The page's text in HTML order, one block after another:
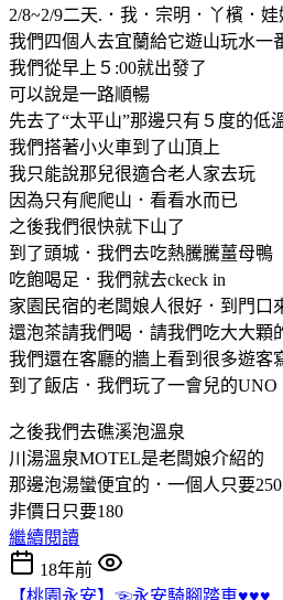
2/8~2/9二天.．我．宗明．丫檳．娃
我們四個人去宜蘭給它遊山玩水一
我們從早上５:00就出發了
可以說是一路順暢
先去了“太平山”那邊只有５度的低
我們搭著小火車到了山頂上
我只能說那兒很適合老人家去玩
因為只有爬爬山．看看水而已
之後我們很快就下山了
到了頭城．我們去吃熱騰騰薑母鴨
吃飽喝足．我們就去ckeck in
家園民宿的老闆娘人很好．到門口
還泡茶請我們喝．請我們吃大大顆
我們還在客廳的牆上看到很多遊客
到了飯店．我們玩了一會兒的UNO
之後我們去礁溪泡溫泉
川湯溫泉MOTEL是老闆娘介紹的
那邊泡湯蠻便宜的．一個人只要250
非價日只要180
繼續閱讀
18年前
【桃園永安】☜永安騎腳踏車♥♥♥